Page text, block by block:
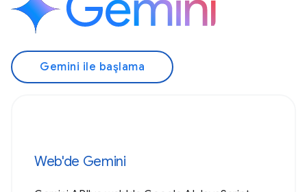
Gemini ile başlama
Web'de Gemini